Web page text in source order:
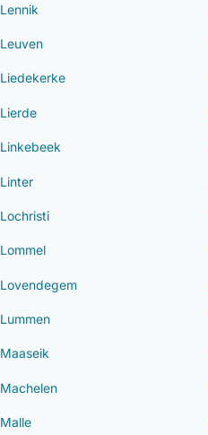
Lennik
Leuven
Liedekerke
Lierde
Linkebeek
Linter
Lochristi
Lommel
Lovendegem
Lummen
Maaseik
Machelen
Malle